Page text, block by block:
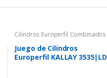
Cilindros Europerfil Combinados
Juego de Cilindros
Europerfil KALLAY 3535|LD